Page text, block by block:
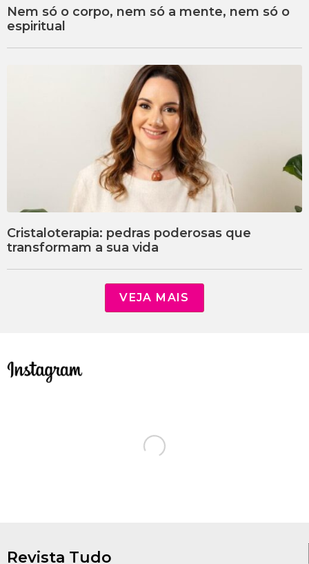
Nem só o corpo, nem só a mente, nem só o
espiritual
Cristaloterapia: pedras poderosas que
transformam a sua vida
VEJA MAIS
Revista Tudo